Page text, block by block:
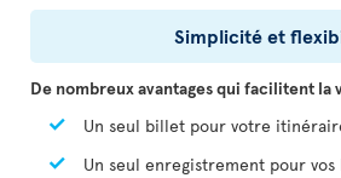
Simplicité et
De nombreux avantages qui facilitent la
Un seul billet pour votre
Un seul enregistrement pour vos